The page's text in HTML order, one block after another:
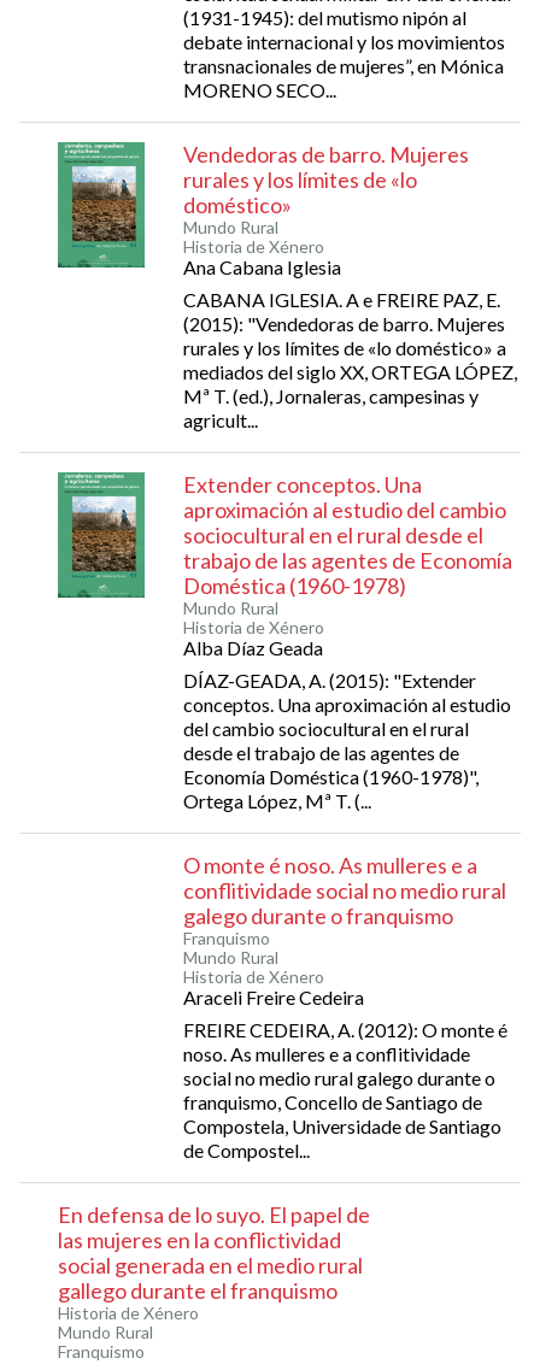
(1931-1945): del mutismo nipón al
debate internacional y los movimientos
transnacionales de mujeres”, en Mónica
MORENO SECO...
Vendedoras de barro. Mujeres
rurales y los límites de «lo
doméstico»
Mundo Rural
Historia de Xénero
Ana Cabana Iglesia
CABANA IGLESIA. A e FREIRE PAZ, E.
(2015): "Vendedoras de barro. Mujeres
rurales y los límites de «lo doméstico» a
mediados del siglo XX, ORTEGA LÓPEZ,
Mª T. (ed.), Jornaleras, campesinas y
agricult...
Extender conceptos. Una
aproximación al estudio del cambio
sociocultural en el rural desde el
trabajo de las agentes de Economía
Doméstica (1960-1978)
Mundo Rural
Historia de Xénero
Alba Díaz Geada
DÍAZ-GEADA, A. (2015): "Extender
conceptos. Una aproximación al estudio
del cambio sociocultural en el rural
desde el trabajo de las agentes de
Economía Doméstica (1960-1978)",
Ortega López, Mª T. (...
O monte é noso. As mulleres e a
conflitividade social no medio rural
galego durante o franquismo
Franquismo
Mundo Rural
Historia de Xénero
Araceli Freire Cedeira
FREIRE CEDEIRA, A. (2012): O monte é
noso. As mulleres e a conflitividade
social no medio rural galego durante o
franquismo, Concello de Santiago de
Compostela, Universidade de Santiago
de Compostel...
En defensa de lo suyo. El papel de
las mujeres en la conflictividad
social generada en el medio rural
gallego durante el franquismo
Historia de Xénero
Mundo Rural
Franquismo